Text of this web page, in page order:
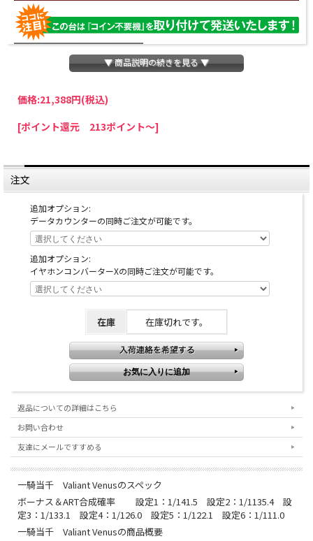
パチスロわっしょいでは、全ての台に「コイン不要機」を無料で取り付けて発送さ
せていただいております。コイン不要機をご利用になられますと、コインが必要な
ていただきましたら、ご注文価格より2000円引きいたします。
※在庫切れの台でも入荷している場合がありますので、電話かメールにてお問い合
わせ下さい。
▼ 商品説明の続きを見る ▼
価格:21,388円(税込)
[ポイント還元 213ポイント～]
注文
追加オプション:
データカウンターの同時ご注文が可能です。
追加オプション:
イヤホンコンバーターXの同時ご注文が可能です。
在庫 在庫切れです。
返品についての詳細はこちら
お問い合わせ
友達にメールですすめる
一騎当千 Valiant Venusのスペック
ボーナス＆ART合成確率 設定1：1/141.5 設定2：1/1135.4 設
定3：1/133.1 設定4：1/126.0 設定5：1/122.1 設定6：1/111.0
一騎当千 Valiant Venusの商品概要